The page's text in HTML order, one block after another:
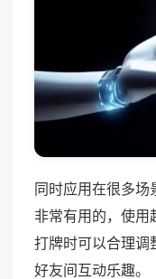
同时应用在很多
非常有用的，使用
打牌时可以合理调
好友间互动乐趣。